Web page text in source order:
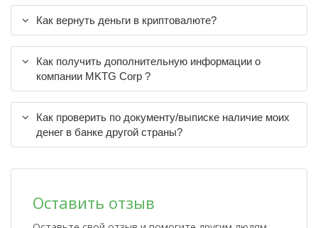
Как вернуть деньги в криптовалюте?
Как получить дополнительную информации о
компании MKTG Corp ?
Как проверить по документу/выписке наличие моих
денег в банке другой страны?
Оставить отзыв